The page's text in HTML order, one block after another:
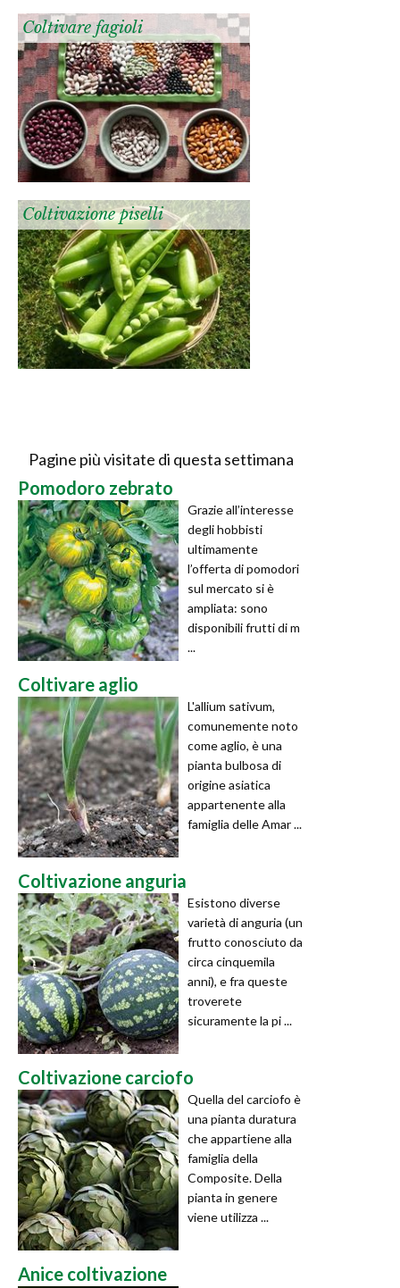
Coltivare fagioli
Coltivazione piselli
Pagine più visitate di questa settimana
Pomodoro zebrato
Grazie all’interesse
degli hobbisti
ultimamente
l’offerta di pomodori
sul mercato si è
ampliata: sono
disponibili frutti di m
...
Coltivare aglio
L'allium sativum,
comunemente noto
come aglio, è una
pianta bulbosa di
origine asiatica
appartenente alla
famiglia delle Amar ...
Coltivazione anguria
Esistono diverse
varietà di anguria (un
frutto conosciuto da
circa cinquemila
anni), e fra queste
troverete
sicuramente la pi ...
Coltivazione carciofo
Quella del carciofo è
una pianta duratura
che appartiene alla
famiglia della
Composite. Della
pianta in genere
viene utilizza ...
Anice coltivazione